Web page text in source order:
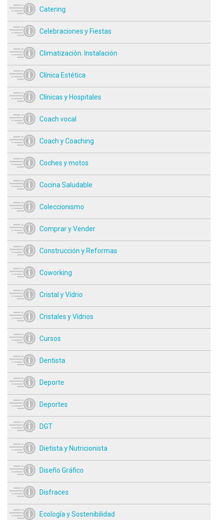
Catering
Celebraciones y Fiestas
Climatización. Instalación
Clínica Estética
Clínicas y Hospitales
Coach vocal
Coach y Coaching
Coches y motos
Cocina Saludable
Coleccionismo
Comprar y Vender
Construcción y Reformas
Coworking
Cristal y Vídrio
Cristales y Vídrios
Cursos
Dentista
Deporte
Deportes
DGT
Dietista y Nutricionista
Diseño Gráfico
Disfraces
Ecología y Sostenibilidad